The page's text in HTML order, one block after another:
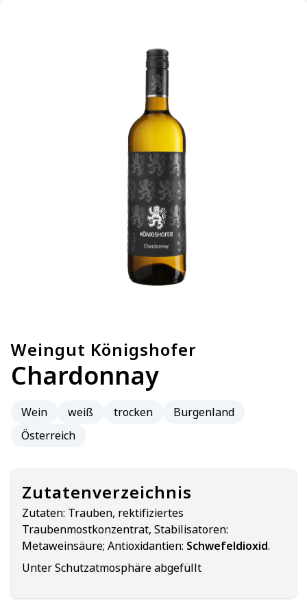
Weingut Königshofer
Chardonnay
Wein weiß trocken
Burgenland
Österreich
Zutatenverzeichnis
Zutaten: Trauben, rektifiziertes
Traubenmostkonzentrat, Stabilisatoren:
Metaweinsäure; Antioxidantien: Schwefeldioxid.
Unter Schutzatmosphäre abgefüllt